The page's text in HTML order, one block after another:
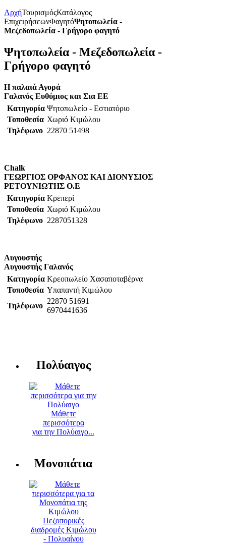
ΑρχήΤουρισμόςΚατάλογος
ΕπιχειρήσεωνΦαγητόΨητοπωλεία -
Μεζεδοπωλεία - Γρήγορο φαγητό
Ψητοπωλεία - Μεζεδοπωλεία -
Γρήγορο φαγητό
Η παλαιά Αγορά
Γαλανός Ευθύμιος και Σια ΕΕ
Κατηγορία Ψητοπωλείο - Εστιατόριο
Τοποθεσία Χωριό Κιμώλου
Τηλέφωνο 22870 51498
Chalk
ΓEΩPΓIOΣ OPΦANOΣ KAI ΔIONYΣIOΣ
PETOYNIΩTHΣ O.E
Κατηγορία Κρεπερί
Τοποθεσία Χωριό Κιμώλου
Τηλέφωνο 2287051328
Αυγουστής
Αυγουστής Γαλανός
Κατηγορία Κρεοπωλείο Χασαποταβέρνα
Τοποθεσία Υπαπαντή Κιμώλου
Τηλέφωνο
22870 51691
6970441636
Πολύαιγος
Μάθετε
περισσότερα
για την Πολύαιγο...
Μονοπάτια
Πεζοπορικές
διαδρομές Κιμώλου
- Πολυαίγου